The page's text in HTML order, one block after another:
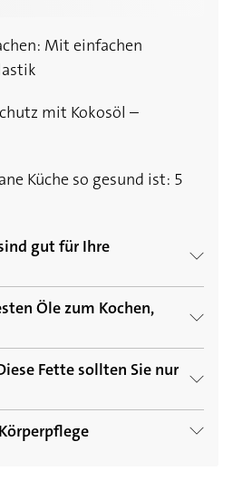
Mit einfachen
mit Kokosöl –
Küche so gesund ist: 5
gut für Ihre
Das sind die
Öl gesünder
Öle zum Kochen,
zum Kochen
zum Braten und
Fette sollten Sie nur
Ungesunde Fette